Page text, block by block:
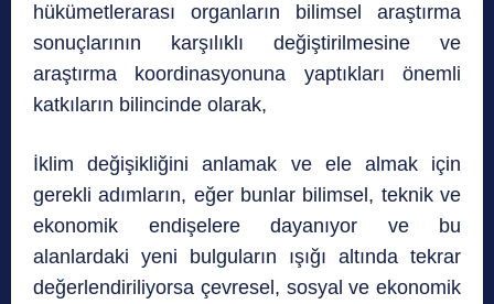
hükümetlerarası organların bilimsel araştırma
sonuçlarının karşılıklı değiştirilmesine ve
araştırma koordinasyonuna yaptıkları önemli
katkıların bilincinde olarak,
İklim değişikliğini anlamak ve ele almak için
gerekli adımların, eğer bunlar bilimsel, teknik ve
ekonomik endişelere dayanıyor ve bu
alanlardaki yeni bulguların ışığı altında tekrar
değerlendiriliyorsa çevresel, sosyal ve ekonomik